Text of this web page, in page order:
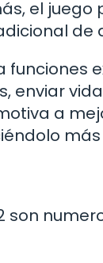
el juego
de
enviar
a
son